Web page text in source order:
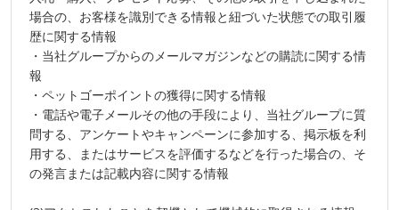
場合の、お客様を識別できる情報と紐づいた状態での取引履
歴に関する情報
・当社グループからのメールマガジンなどの購読に関する情
報
・ペットゴーポイントの獲得に関する情報
・電話や電子メールその他の手段により、当社グループに質
問する、アンケートやキャンペーンに参加する、掲示板を利
用する、またはサービスを評価するなどを行った場合の、そ
の発言または記載内容に関する情報